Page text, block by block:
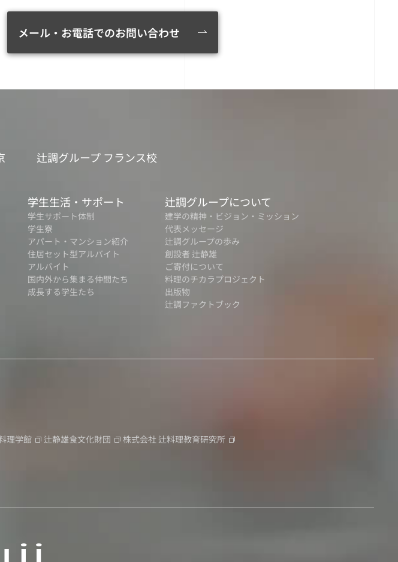
メール・お電話でのお問い合わせ
辻調グループ フランス校
学生生活・サポート
学生サポート体制
学生寮
アパート・マンション紹介
住居セット型アルバイト
アルバイト
国内外から集まる仲間たち
成長する学生たち
辻調グループについて
建学の精神・ビジョン・ミッション
代表メッセージ
辻調グループの歩み
創設者 辻静雄
ご寄付について
料理のチカラプロジェクト
出版物
辻調ファクトブック
理学館 辻静雄食文化財団 株式会社 辻料理教育研究所